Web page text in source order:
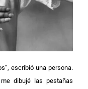
escribió una persona.
dibujé las pestañas